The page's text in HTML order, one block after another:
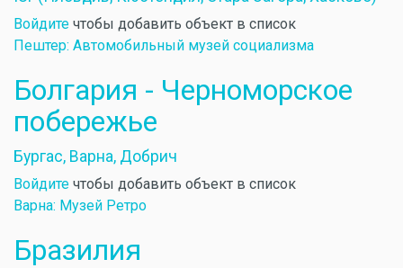
Войдите чтобы добавить объект в список
Пештер: Автомобильный музей социализма
Болгария - Черноморское
побережье
Бургас, Варна, Добрич
Войдите чтобы добавить объект в список
Варна: Музей Ретро
Бразилия